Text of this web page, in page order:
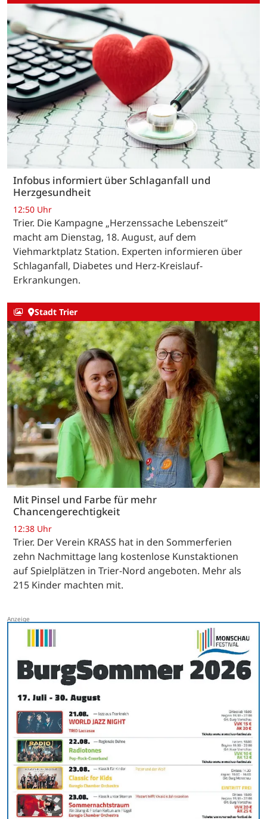
Infobus informiert über Schlaganfall und
Herzgesundheit
12:50 Uhr
Trier. Die Kampagne „Herzenssache Lebenszeit“
macht am Dienstag, 18. August, auf dem
Viehmarktplatz Station. Experten informieren über
Schlaganfall, Diabetes und Herz-Kreislauf-
Erkrankungen.
Stadt Trier
Mit Pinsel und Farbe für mehr
Chancengerechtigkeit
12:38 Uhr
Trier. Der Verein KRASS hat in den Sommerferien
zehn Nachmittage lang kostenlose Kunstaktionen
auf Spielplätzen in Trier-Nord angeboten. Mehr als
215 Kinder machten mit.